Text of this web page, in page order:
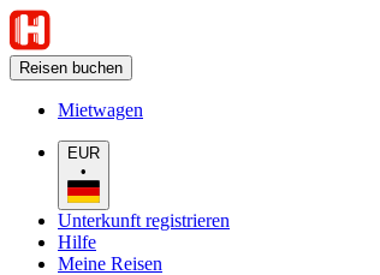
Reisen buchen
Mietwagen
EUR
•
Unterkunft registrieren
Hilfe
Meine Reisen